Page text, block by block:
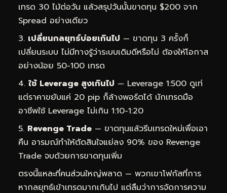
เทรด 30 ไม้ต่อวัน แล้วสรุปวันนั้นขาดทุน $200 จาก
Spread อย่างเดียว
เปลี่ยนกลยุทธ์บ่อยเกินไป — ขาดทุน 3 ครั้งก็
เปลี่ยนระบบ ไม่มีทางรู้ว่าระบบเดิมดีหรือไม่ ต้องให้โอกาส
อย่างน้อย 50-100 เทรด
ใช้ Leverage สูงเกินไป — Leverage 1:500 ดูเท่
แต่ราคาขยับแค่ 20 pip ก็ล้างพอร์ตได้ นักเทรดมือ
อาชีพใช้ Leverage ไม่เกิน 1:10-1:20
Revenge Trade — ขาดทุนแล้วรีบเทรดใหม่เพื่อเอา
คืน อารมณ์ทำให้ตัดสินใจแย่ลง 90% ของ Revenge
Trade จบด้วยการขาดทุนเพิ่ม
ตรงนี้แหละที่คนส่วนใหญ่พลาด — พวกเขาโฟกัสที่การ
หากลยุทธ์เข้าเทรดมากเกินไป แต่ลืมว่าการจัดการความ